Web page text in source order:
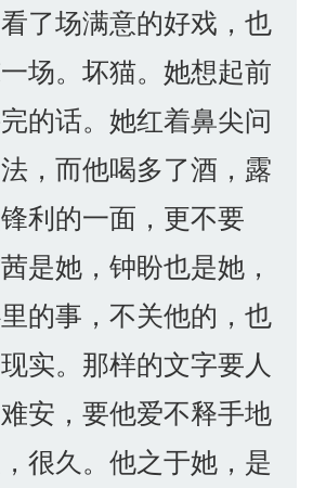
了场满意的好戏，也
场。坏猫。她想起前
的话。她红着鼻尖问
，而他喝多了酒，露
利的一面，更不要
是她，钟盼也是她，
的事，不关他的，也
实。那样的文字要人
安，要他爱不释手地
很久。他之于她，是